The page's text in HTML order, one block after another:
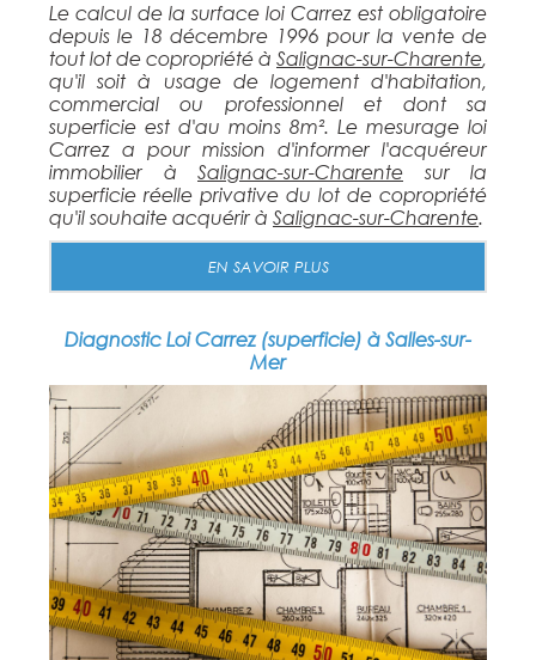
Le calcul de la surface loi Carrez est obligatoire
depuis le 18 décembre 1996 pour la vente de
tout lot de copropriété à Salignac-sur-Charente,
qu'il soit à usage de logement d'habitation,
commercial ou professionnel et dont sa
superficie est d'au moins 8m². Le mesurage loi
Carrez a pour mission d'informer l'acquéreur
immobilier à Salignac-sur-Charente sur la
superficie réelle privative du lot de copropriété
qu'il souhaite acquérir à Salignac-sur-Charente.
EN SAVOIR PLUS
Diagnostic Loi Carrez (superficie) à Salles-sur-
Mer